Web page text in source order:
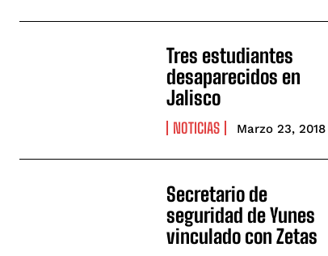
Tres estudiantes
desaparecidos en
Jalisco
NOTICIAS Marzo 23, 2018
Secretario de
seguridad de Yunes
vinculado con Zetas